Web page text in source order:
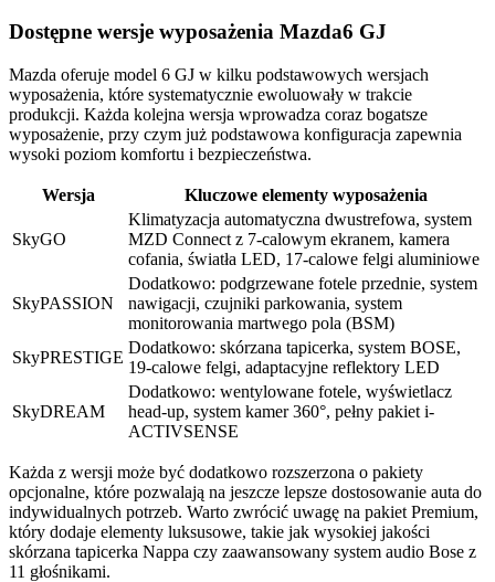
Dostępne wersje wyposażenia Mazda6 GJ
Mazda oferuje model 6 GJ w kilku podstawowych wersjach
wyposażenia, które systematycznie ewoluowały w trakcie
produkcji. Każda kolejna wersja wprowadza coraz bogatsze
wyposażenie, przy czym już podstawowa konfiguracja zapewnia
wysoki poziom komfortu i bezpieczeństwa.
Wersja Kluczowe elementy wyposażenia
SkyGO
Klimatyzacja automatyczna dwustrefowa, system
MZD Connect z 7-calowym ekranem, kamera
cofania, światła LED, 17-calowe felgi aluminiowe
SkyPASSION
Dodatkowo: podgrzewane fotele przednie, system
nawigacji, czujniki parkowania, system
monitorowania martwego pola (BSM)
SkyPRESTIGE
Dodatkowo: skórzana tapicerka, system BOSE,
19-calowe felgi, adaptacyjne reflektory LED
SkyDREAM
Dodatkowo: wentylowane fotele, wyświetlacz
head-up, system kamer 360°, pełny pakiet i-
ACTIVSENSE
Każda z wersji może być dodatkowo rozszerzona o pakiety
opcjonalne, które pozwalają na jeszcze lepsze dostosowanie auta do
indywidualnych potrzeb. Warto zwrócić uwagę na pakiet Premium,
który dodaje elementy luksusowe, takie jak wysokiej jakości
skórzana tapicerka Nappa czy zaawansowany system audio Bose z
11 głośnikami.